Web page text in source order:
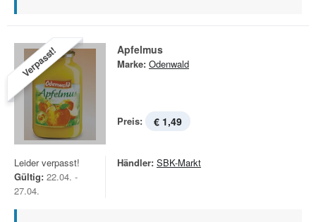
Verpasst! Apfelmus
Marke: Odenwald
Preis: € 1,49
Leider verpasst!
Gültig: 22.04. -
27.04.
Händler: SBK-Markt